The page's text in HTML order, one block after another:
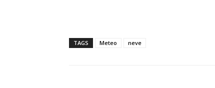
TAGS Meteo neve